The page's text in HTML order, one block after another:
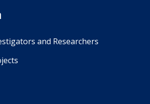
and Researchers